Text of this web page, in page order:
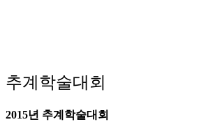
추계학술대회
2015년 추계학술대회